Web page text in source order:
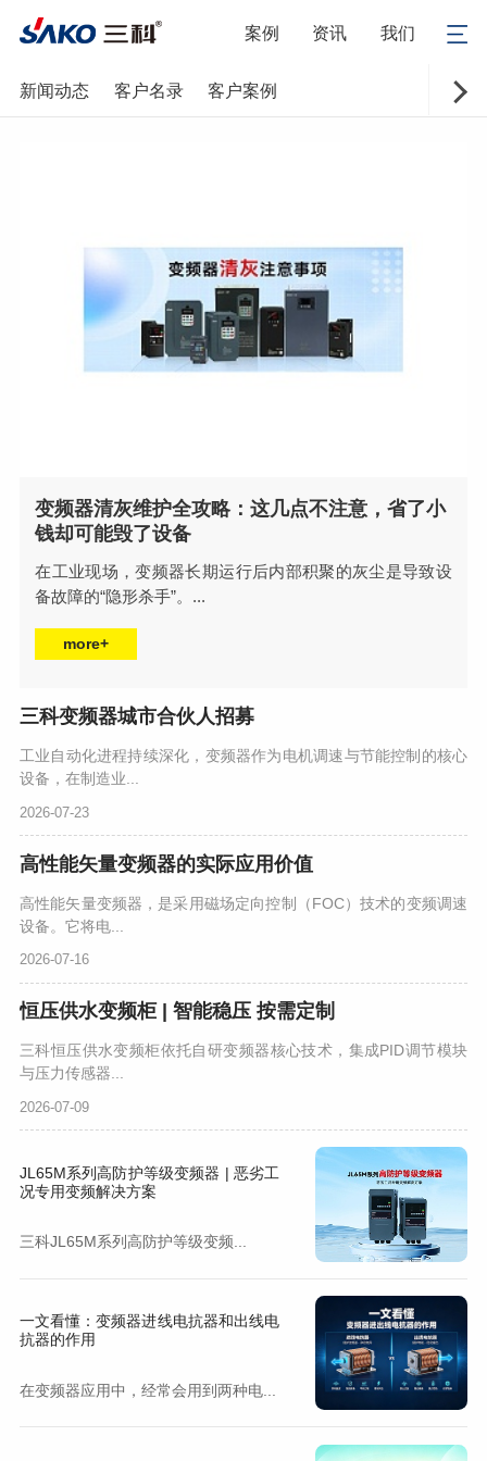
案例 资讯 我们
新闻动态 客户名录 客户案例
变频器清灰维护全攻略：这几点不注意，省了小
钱却可能毁了设备
在工业现场，变频器长期运行后内部积聚的灰尘是导致设
备故障的“隐形杀手”。...
more+
三科变频器城市合伙人招募
工业自动化进程持续深化，变频器作为电机调速与节能控制的核心
设备，在制造业...
2026-07-23
高性能矢量变频器的实际应用价值
高性能矢量变频器，是采用磁场定向控制（FOC）技术的变频调速
设备。它将电...
2026-07-16
恒压供水变频柜 | 智能稳压 按需定制
三科恒压供水变频柜依托自研变频器核心技术，集成PID调节模块
与压力传感器...
2026-07-09
JL65M系列高防护等级变频器 | 恶劣工
况专用变频解决方案
三科JL65M系列高防护等级变频...
一文看懂：变频器进线电抗器和出线电
抗器的作用
在变频器应用中，经常会用到两种电...